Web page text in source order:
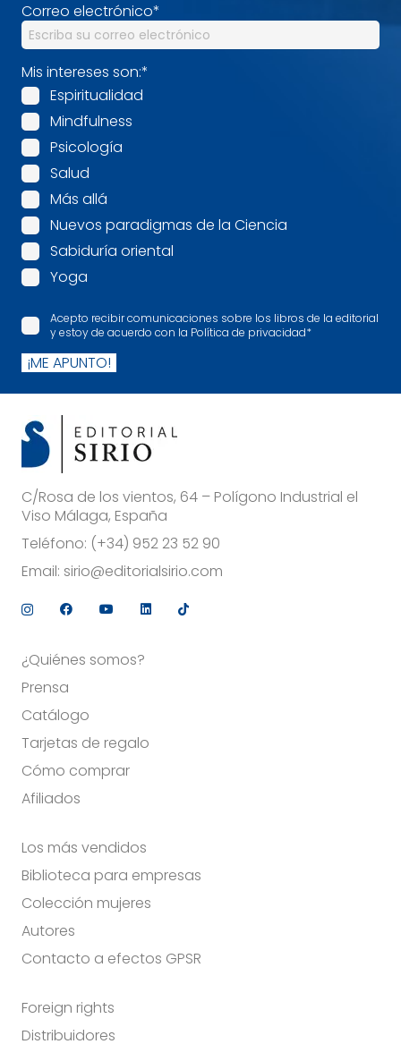
Correo electrónico*
Mis intereses son:*
Espiritualidad
Mindfulness
Psicología
Salud
Más allá
Nuevos paradigmas de la Ciencia
Sabiduría oriental
Yoga
Acepto recibir comunicaciones sobre los libros de la editorial
y estoy de acuerdo con la Política de privacidad*
¡ME APUNTO!
C/Rosa de los vientos, 64 – Polígono Industrial el
Viso Málaga, España
Teléfono: (+34) 952 23 52 90
Email: sirio@editorialsirio.com
¿Quiénes somos?
Prensa
Catálogo
Tarjetas de regalo
Cómo comprar
Afiliados
Los más vendidos
Biblioteca para empresas
Colección mujeres
Autores
Contacto a efectos GPSR
Foreign rights
Distribuidores